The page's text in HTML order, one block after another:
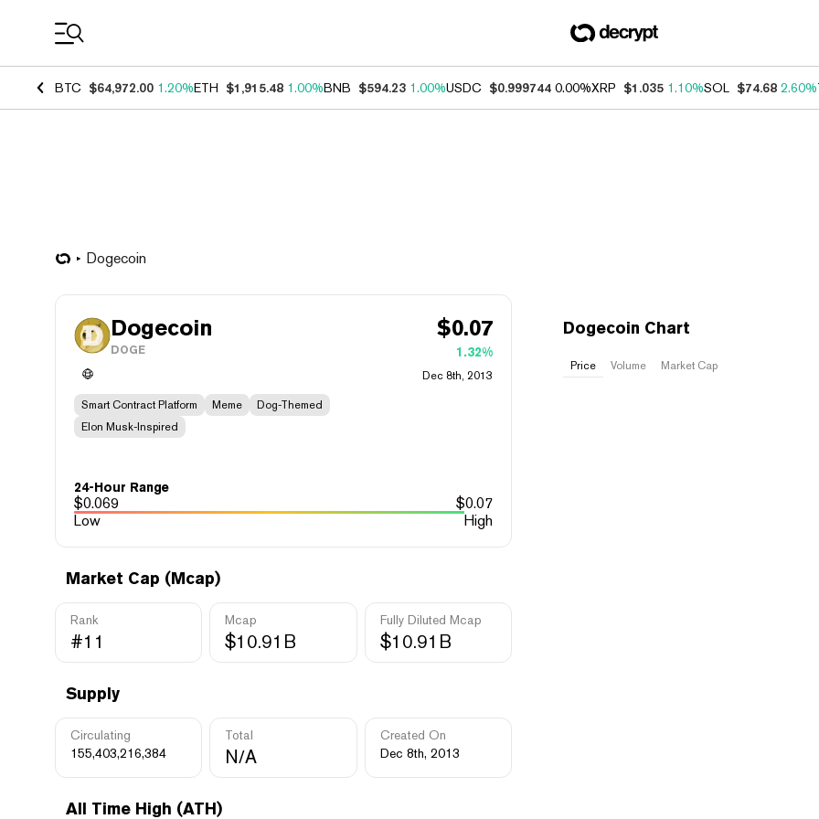
BTC $64,972.00 1.20%ETH $1,915.48 1.00%BNB $594.23 1.00%USDC $0.999744 0.00%XRP $1.035 1.10%SOL $74.68 2.60%
Dogecoin
Dogecoin
DOGE
$0.07
1.32%
Dec 8th, 2013
Smart Contract Platform Meme
Dog-Themed
Elon Musk-Inspired
24-Hour Range
$0.069 $0.07
Low
High
Market Cap (Mcap)
Rank
#11
Mcap
$10.91B
Fully Diluted Mcap
$10.91B
Supply
Circulating
155,403,216,384
Total
N/A
Created On
Dec 8th, 2013
All Time High (ATH)
Dogecoin Chart
Price Volume Market Cap